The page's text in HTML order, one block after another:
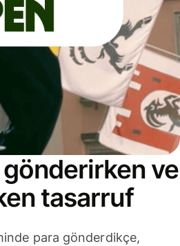
ve
tasarruf
para gönderdikçe,